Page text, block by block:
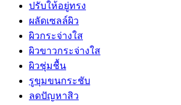
ปรับให้อยู่ทรง
ผลัดเซลล์ผิว
ผิวกระจ่างใส
ผิวขาวกระจ่างใส
ผิวชุ่มชื้น
รูขุมขนกระชับ
ลดปัญหาสิว